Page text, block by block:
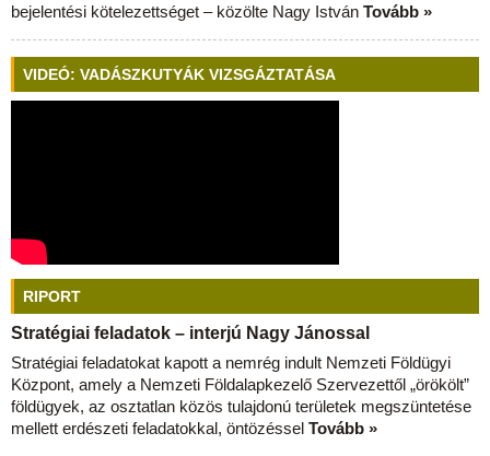
bejelentési kötelezettséget – közölte Nagy István Tovább »
VIDEÓ: VADÁSZKUTYÁK VIZSGÁZTATÁSA
RIPORT
Stratégiai feladatok – interjú Nagy Jánossal
Stratégiai feladatokat kapott a nemrég indult Nemzeti Földügyi
Központ, amely a Nemzeti Földalapkezelő Szervezettől „örökölt”
földügyek, az osztatlan közös tulajdonú területek megszüntetése
mellett erdészeti feladatokkal, öntözéssel Tovább »